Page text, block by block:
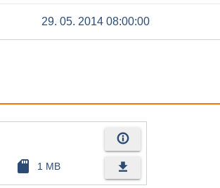
29. 05. 2014 08:00:00
sd_card 1 MB
info_outline
file_download